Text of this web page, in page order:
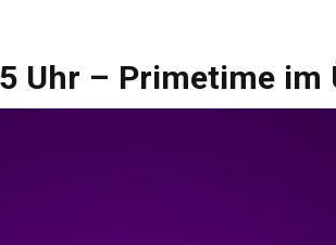
Uhr – Primetime im